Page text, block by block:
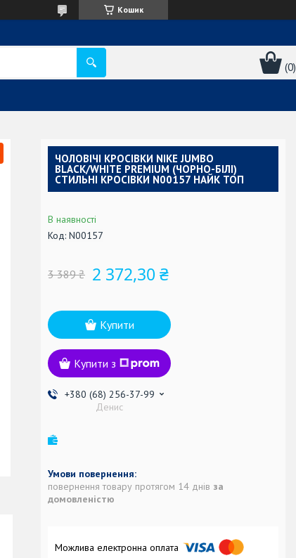
Кошик
ЧОЛОВІЧІ КРОСІВКИ NIKE JUMBO
BLACK/WHITE PREMIUM (ЧОРНО-БІЛІ)
СТИЛЬНІ КРОСІВКИ N00157 НАЙК ТОП
В наявності
Код: N00157
3 389 ₴ 2 372,30 ₴
Купити
Купити з
+380 (68) 256-37-99
Денис
повернення товару протягом 14 днів за
домовленістю